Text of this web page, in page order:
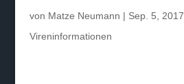
von Matze Neumann | Sep. 5, 2017
Vireninformationen